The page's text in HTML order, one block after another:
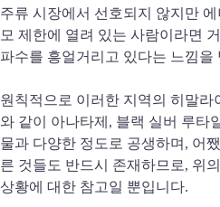
주류 시장에서 선호되지 않지만
모 제한에 열려 있는 사람이라면
파수를 흥얼거리고 있다는 느낌을
원칙적으로 이러한 지역의 히말
와 같이 아나타제, 블랙 실버 루타
물과 다양한 정도로 공생하며, 어
른 것들도 반드시 존재하므로, 위
상황에 대한 참고일 뿐입니다.